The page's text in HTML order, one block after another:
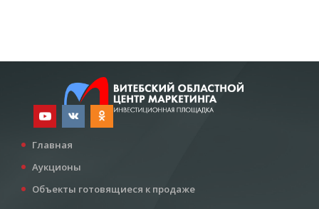
Главная
Аукционы
Объекты готовящиеся к продаже